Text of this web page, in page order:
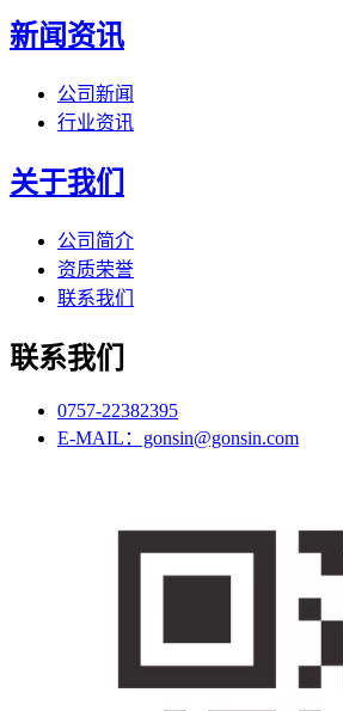
新闻资讯
公司新闻
行业资讯
关于我们
公司简介
资质荣誉
联系我们
联系我们
0757-22382395
E-MAIL：gonsin@gonsin.com